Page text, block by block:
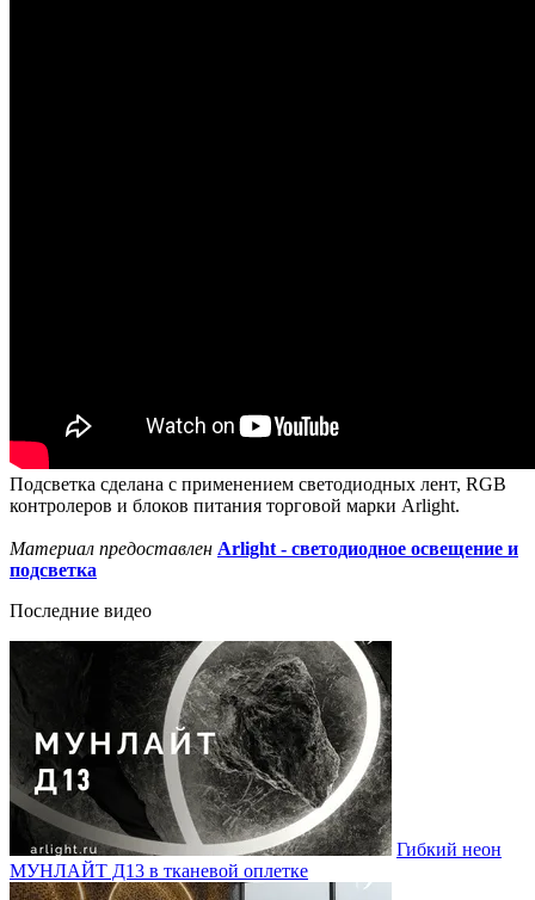
Подсветка сделана с применением светодиодных лент, RGB
контролеров и блоков питания торговой марки Arlight.
Материал предоставлен Arlight - светодиодное освещение и
подсветка
Последние видео
Гибкий неон
МУНЛАЙТ Д13 в тканевой оплетке